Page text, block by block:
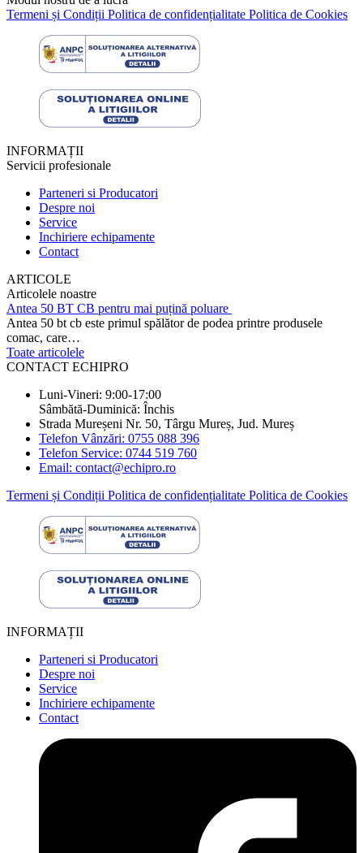
Termeni și Condiții Politica de confidențialitate Politica de Cookies
INFORMAȚII
Servicii profesionale
Parteneri si Producatori
Despre noi
Service
Inchiriere echipamente
Contact
ARTICOLE
Articolele noastre
Antea 50 BT CB pentru mai puțină poluare
Antea 50 bt cb este primul spălător de podea printre produsele
comac, care…
Toate articolele
CONTACT ECHIPRO
Luni-Vineri: 9:00-17:00
Sâmbătă-Duminică: Închis
Strada Mureșeni Nr. 50, Târgu Mureș, Jud. Mureș
Telefon Vânzări: 0755 088 396
Telefon Service: 0744 519 760
Email: contact@echipro.ro
Termeni și Condiții Politica de confidențialitate Politica de Cookies
INFORMAȚII
Parteneri si Producatori
Despre noi
Service
Inchiriere echipamente
Contact